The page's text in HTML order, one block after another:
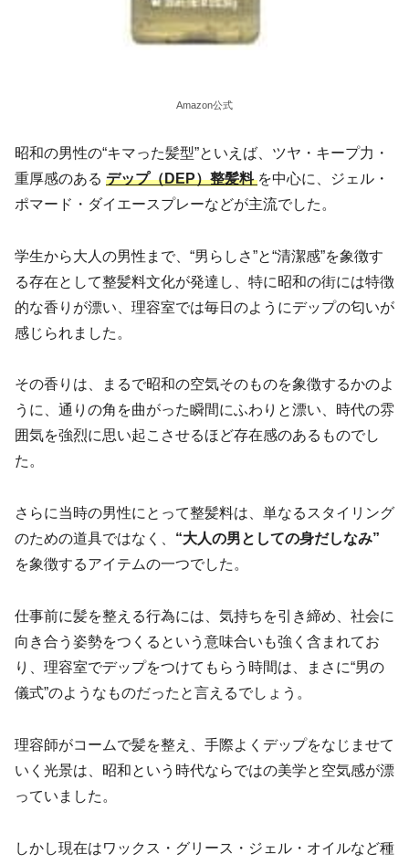
Amazon公式
昭和の男性の“キマった髪型”といえば、ツヤ・キープ力・
重厚感のある デップ（DEP）整髪料 を中心に、ジェル・
ポマード・ダイエースプレーなどが主流でした。
学生から大人の男性まで、“男らしさ”と“清潔感”を象徴す
る存在として整髪料文化が発達し、特に昭和の街には特徴
的な香りが漂い、理容室では毎日のようにデップの匂いが
感じられました。
その香りは、まるで昭和の空気そのものを象徴するかのよ
うに、通りの角を曲がった瞬間にふわりと漂い、時代の雰
囲気を強烈に思い起こさせるほど存在感のあるものでし
た。
さらに当時の男性にとって整髪料は、単なるスタイリング
のための道具ではなく、 “大人の男としての身だしなみ”
を象徴するアイテムの一つでした。
仕事前に髪を整える行為には、気持ちを引き締め、社会に
向き合う姿勢をつくるという意味合いも強く含まれてお
り、理容室でデップをつけてもらう時間は、まさに“男の
儀式”のようなものだったと言えるでしょう。
理容師がコームで髪を整え、手際よくデップをなじませて
いく光景は、昭和という時代ならではの美学と空気感が漂
っていました。
しかし現在はワックス・グリース・ジェル・オイルなど種